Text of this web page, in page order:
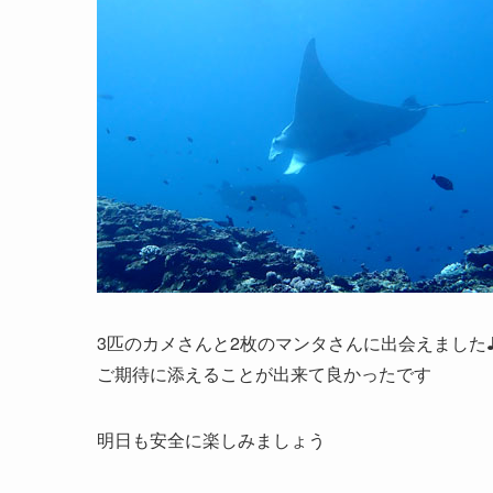
3匹のカメさんと2枚のマンタさんに出会えました
ご期待に添えることが出来て良かったです
明日も安全に楽しみましょう